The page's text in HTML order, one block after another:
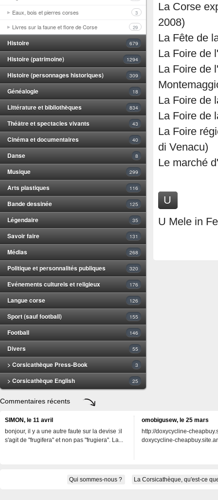
Eaux, bois et pierres corses 3
Livres sur la faune et flore de Corse 29
Histoire 679
Histoire (patrimoine) 1294
Histoire (personnages historiques) 309
Généalogie 18
Littérature et bibliothèques 834
Théâtre et spectacles vivants 43
Cinéma et documentaires 40
Danse 8
Musique 299
Arts plastiques 116
Bande dessinée 125
Légendaire 35
Savoir faire 131
Médias 268
Politique et personnalités publiques 320
Evénements culturels et religieux 176
Langue corse 126
Sport (sauf football) 155
Football 146
Divers 55
> Corsicathèque Press-Book 3
> Corsicathèque English 25
La Corse
2008)
La Fête de
La Foire de
La Foire de
La Foire de
La Foire de
La Foire
di Venacu)
Le marché
U
U Mele in
Commentaires récents
SIMON, le 11 avril
bonjour, il y a une autre faute sur la devise :il
s'agit de "frugifera" et non pas "frugiera". La...
omobigusew, le 25 mars
http://doxycycline-
doxycycline-
Qui sommes-nous ? La Corsicathèque, qu'est-ce